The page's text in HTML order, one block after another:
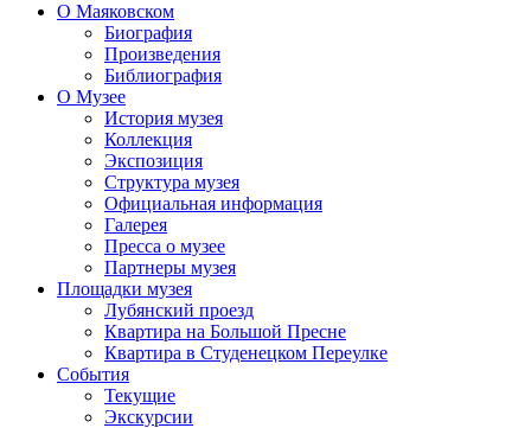
О Маяковском
Биография
Произведения
Библиография
О Музее
История музея
Коллекция
Экспозиция
Структура музея
Официальная информация
Галерея
Пресса о музее
Партнеры музея
Площадки музея
Лубянский проезд
Квартира на Большой Пресне
Квартира в Студенецком Переулке
События
Текущие
Экскурсии